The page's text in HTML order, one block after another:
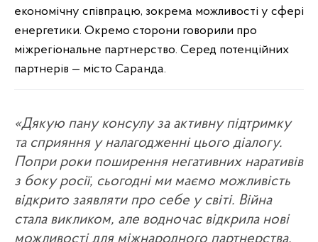
економічну співпрацю, зокрема можливості у сфері
енергетики. Окремо сторони говорили про
міжрегіональне партнерство. Серед потенційних
партнерів — місто Саранда.
«Дякую пану консулу за активну підтримку
та сприяння у налагодженні цього діалогу.
Попри роки поширення негативних наративів
з боку росії, сьогодні ми маємо можливість
відкрито заявляти про себе у світі. Війна
стала викликом, але водночас відкрила нові
можливості для міжнародного партнерства.